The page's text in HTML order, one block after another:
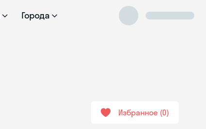
Города
Избранное 0